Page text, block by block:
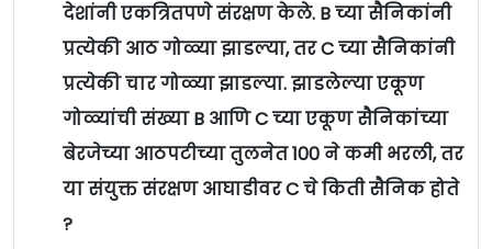
देशांनी एकत्रितपणे संरक्षण केले. B च्या सैनिकांनी
प्रत्येकी आठ गोळ्या झाडल्या, तर C च्या सैनिकांनी
प्रत्येकी चार गोळ्या झाडल्या. झाडलेल्या एकूण
गोळ्यांची संख्या B आणि C च्या एकूण सैनिकांच्या
बेरजेच्या आठपटीच्या तुलनेत 100 ने कमी भरली, तर
या संयुक्त संरक्षण आघाडीवर C चे किती सैनिक होते
?